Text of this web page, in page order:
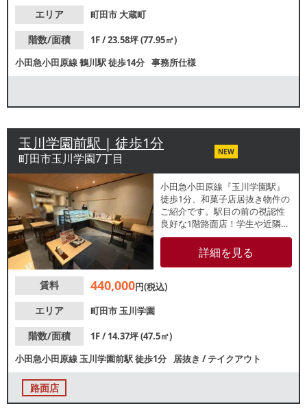
エリア
町田市 大蔵町
階数/面積
1F / 23.58坪 (77.95㎡)
小田急小田原線鶴川駅徒歩14分 事務所仕様
玉川学園前駅 | 徒歩1分
町田市玉川学園7丁目 NEW
小田急小田原線『玉川学園駅』
徒歩1分、和菓子店居抜き物件の
ご紹介です。駅目の前の視認性
良好な1階路面店！学生や近隣住
民の集客が期待できます。諸条
件等、お気軽にお問合せくださ
詳細を見る
賃料 440,000円(税込)
エリア
町田市玉川学園
階数/面積
1F / 14.37坪 (47.5㎡)
小田急小田原線玉川学園前駅徒歩1分 居抜き /テイクアウト
路面店